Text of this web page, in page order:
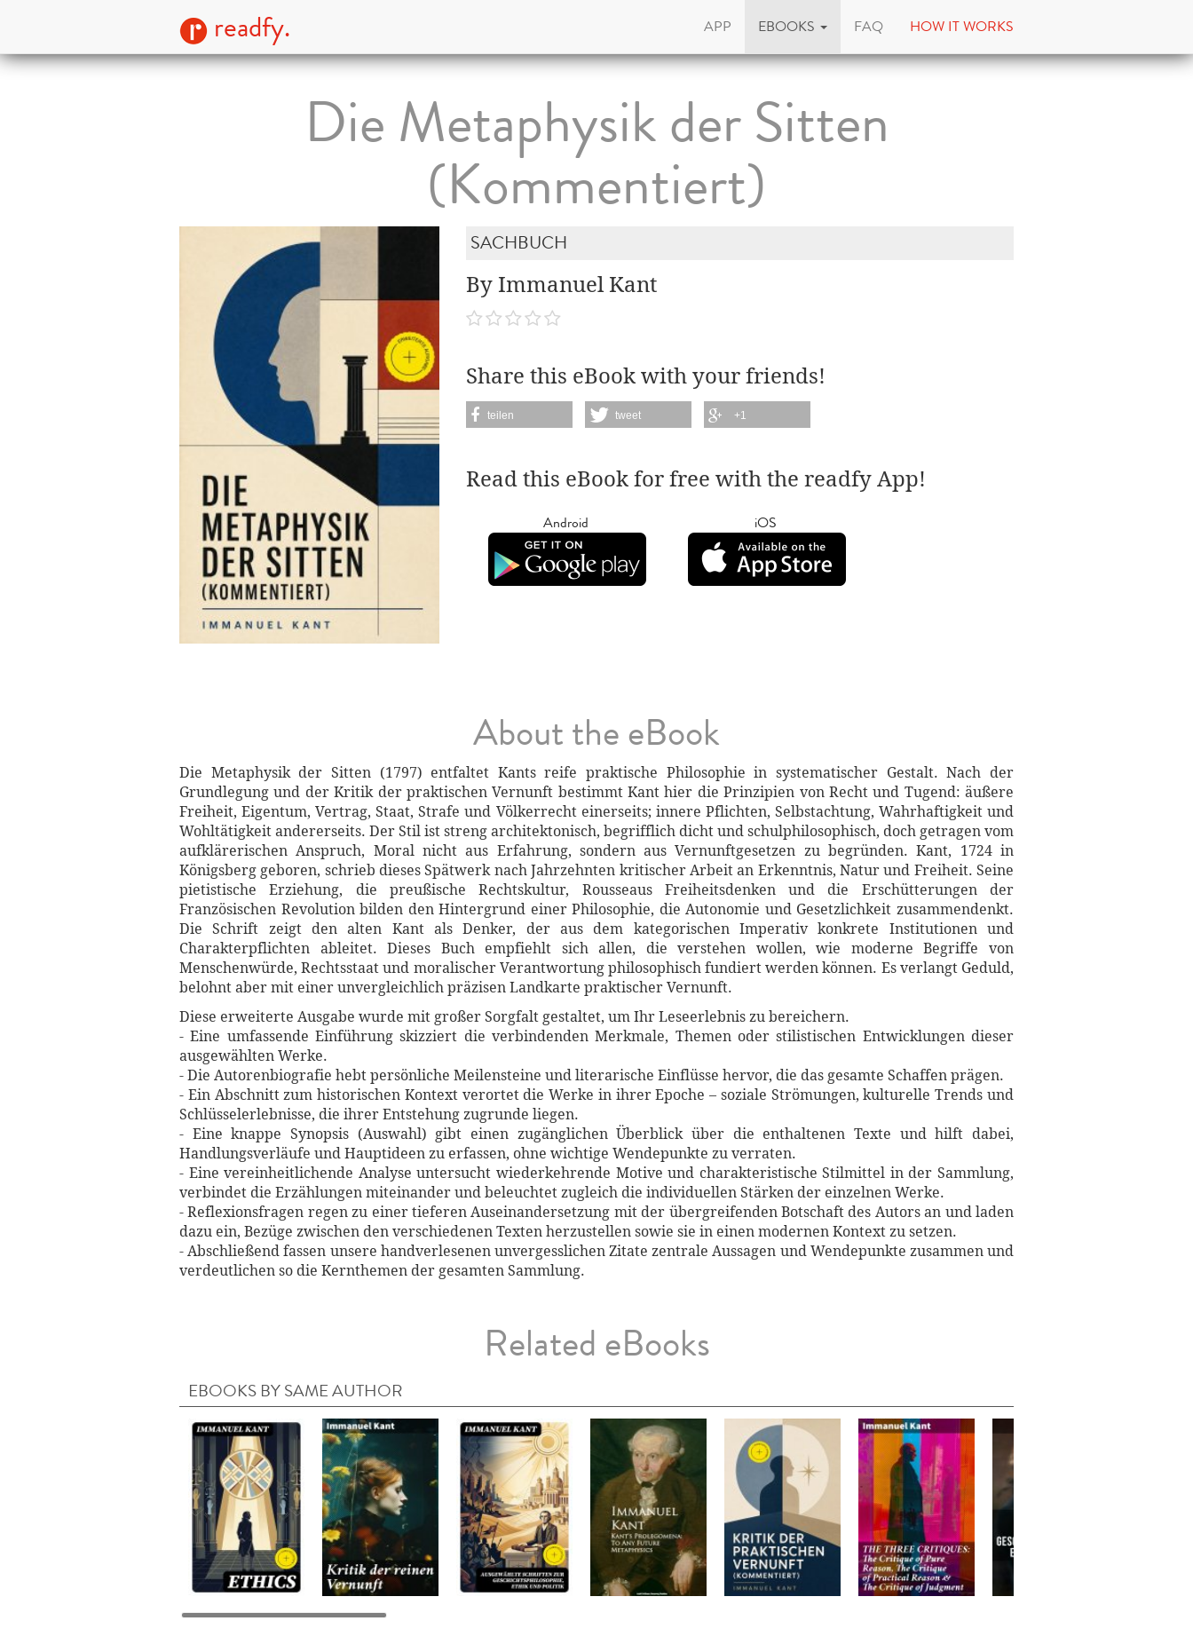
readfy. APP EBOOKS FAQ HOW IT WORKS
Die Metaphysik der Sitten
(Kommentiert)
SACHBUCH
By Immanuel Kant
Share this eBook with your friends!
teilen tweet +1
Read this eBook for free with the readfy App!
Android iOS
About the eBook
Die Metaphysik der Sitten (1797) entfaltet Kants reife praktische Philosophie in systematischer Gestalt. Nach der
Grundlegung und der Kritik der praktischen Vernunft bestimmt Kant hier die Prinzipien von Recht und Tugend: äußere
Freiheit, Eigentum, Vertrag, Staat, Strafe und Völkerrecht einerseits; innere Pflichten, Selbstachtung, Wahrhaftigkeit und
Wohltätigkeit andererseits. Der Stil ist streng architektonisch, begrifflich dicht und schulphilosophisch, doch getragen vom
aufklärerischen Anspruch, Moral nicht aus Erfahrung, sondern aus Vernunftgesetzen zu begründen. Kant, 1724 in
Königsberg geboren, schrieb dieses Spätwerk nach Jahrzehnten kritischer Arbeit an Erkenntnis, Natur und Freiheit. Seine
pietistische Erziehung, die preußische Rechtskultur, Rousseaus Freiheitsdenken und die Erschütterungen der
Französischen Revolution bilden den Hintergrund einer Philosophie, die Autonomie und Gesetzlichkeit zusammendenkt.
Die Schrift zeigt den alten Kant als Denker, der aus dem kategorischen Imperativ konkrete Institutionen und
Charakterpflichten ableitet. Dieses Buch empfiehlt sich allen, die verstehen wollen, wie moderne Begriffe von
Menschenwürde, Rechtsstaat und moralischer Verantwortung philosophisch fundiert werden können. Es verlangt Geduld,
belohnt aber mit einer unvergleichlich präzisen Landkarte praktischer Vernunft.
Diese erweiterte Ausgabe wurde mit großer Sorgfalt gestaltet, um Ihr Leseerlebnis zu bereichern.
- Eine umfassende Einführung skizziert die verbindenden Merkmale, Themen oder stilistischen Entwicklungen dieser
ausgewählten Werke.
- Die Autorenbiografie hebt persönliche Meilensteine und literarische Einflüsse hervor, die das gesamte Schaffen prägen.
- Ein Abschnitt zum historischen Kontext verortet die Werke in ihrer Epoche – soziale Strömungen, kulturelle Trends und
Schlüsselerlebnisse, die ihrer Entstehung zugrunde liegen.
- Eine knappe Synopsis (Auswahl) gibt einen zugänglichen Überblick über die enthaltenen Texte und hilft dabei,
Handlungsverläufe und Hauptideen zu erfassen, ohne wichtige Wendepunkte zu verraten.
- Eine vereinheitlichende Analyse untersucht wiederkehrende Motive und charakteristische Stilmittel in der Sammlung,
verbindet die Erzählungen miteinander und beleuchtet zugleich die individuellen Stärken der einzelnen Werke.
- Reflexionsfragen regen zu einer tieferen Auseinandersetzung mit der übergreifenden Botschaft des Autors an und laden
dazu ein, Bezüge zwischen den verschiedenen Texten herzustellen sowie sie in einen modernen Kontext zu setzen.
- Abschließend fassen unsere handverlesenen unvergesslichen Zitate zentrale Aussagen und Wendepunkte zusammen und
verdeutlichen so die Kernthemen der gesamten Sammlung.
Related eBooks
EBOOKS BY SAME AUTHOR